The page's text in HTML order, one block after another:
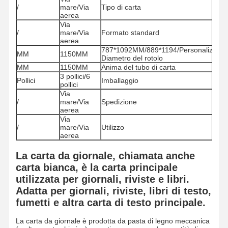
Visita Alla
Fabbrica
Controllo Di
Qualità
Contattaci
Blog
Cartone grigio
Carta offset
Risguardo dell'avorio
/
mare/Via
aerea
Tipo di carta
/
Via
mare/Via
aerea
Formato standard
MM 1150MM
787*1092MM/889*1194/Personalizzato
Diametro del rotolo
MM
1150MM
Anima del tubo di carta
Pollici
3 pollici/6
pollici
Imballaggio
/
Via
mare/Via
aerea
Spedizione
/
Via
mare/Via
aerea
Utilizzo
La carta da giornale, chiamata anche
carta bianca, è la carta principale
utilizzata per giornali, riviste e libri.
Adatta per giornali, riviste, libri di testo,
fumetti e altra carta di testo principale.
La carta da giornale è prodotta da pasta di legno meccanica